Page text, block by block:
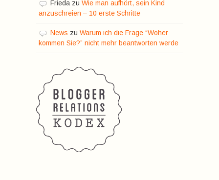
Frieda zu Wie man aufhört, sein Kind
anzuschreien – 10 erste Schritte
News zu Warum ich die Frage “Woher
kommen Sie?” nicht mehr beantworten werde